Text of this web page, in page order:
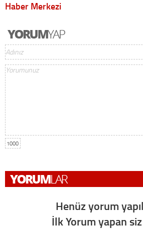
Haber Merkezi
1000
Henüz yorum
İlk Yorum yapan